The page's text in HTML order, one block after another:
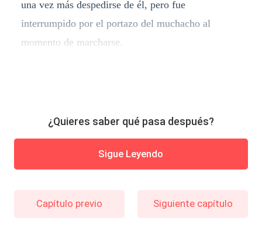
una vez más despedirse de él, pero fue
interrumpido por el portazo del muchacho al
momento de marcharse.
¿Quieres saber qué pasa después?
Sigue Leyendo
Capítulo previo Siguiente capítulo